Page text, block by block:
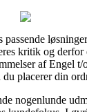
kritik og derfor
af Engel
placerer din
nogenlunde